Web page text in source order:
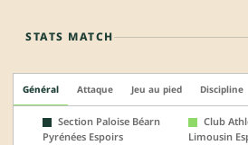
STATS MATCH
Général Attaque Jeu au pied Discipline
Section Paloise Béarn
Pyrénées Espoirs
Club
Limousin